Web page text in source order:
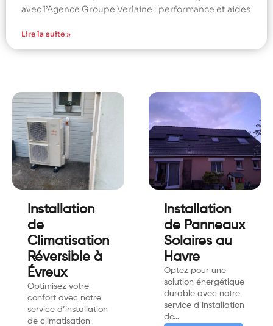
avec l’Agence Groupe Verlaine : performance et aides
Lire la suite »
Installation
de
Climatisation
Réversible à
Évreux
Optimisez votre
confort avec notre
service d’installation
de climatisation
Installation
de Panneaux
Solaires au
Havre
Optez pour une
solution énergétique
durable avec notre
service d’installation
de…